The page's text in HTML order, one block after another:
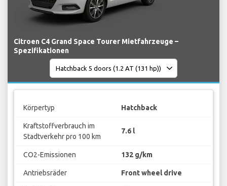
Citroen C4 Grand Space Tourer Mietfahrzeuge –
Spezifikationen
Körpertyp Hatchback
Kraftstoffverbrauch im
Stadtverkehr pro 100 km
7.6 l
CO2-Emissionen 132 g/km
Antriebsräder Front wheel drive